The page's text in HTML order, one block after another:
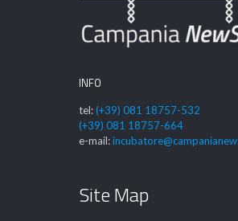
INFO
tel:(+39) 081 18757-532
(+39) 081 18757-664
e-mail:
Site Map